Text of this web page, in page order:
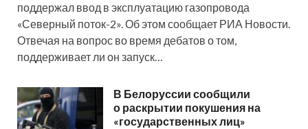
поддержал ввод в эксплуатацию газопровода
«Северный поток-2». Об этом сообщает РИА Новости.
Отвечая на вопрос во время дебатов о том,
поддерживает ли он запуск…
В Белоруссии сообщили
о раскрытии покушения на
«государственных лиц»